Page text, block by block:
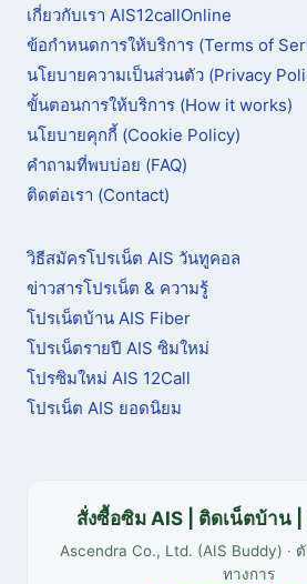
เกี่ยวกับเรา AIS12callOnline
ข้อกำหนดการให้บริการ (Terms of
นโยบายความเป็นส่วนตัว (Privacy
ขั้นตอนการให้บริการ (How it works)
นโยบายคุกกี้ (Cookie Policy)
คำถามที่พบบ่อย (FAQ)
ติดต่อเรา (Contact)
วิธีสมัครโปรเน็ต AIS วันทูคอล
ข่าวสารโปรเน็ต & ความรู้
โปรเน็ตบ้าน AIS Fiber
โปรเน็ตรายปี AIS ซิมใหม่
โปรซิมใหม่ AIS 12Call
โปรเน็ต AIS ยอดนิยม
สั่งซื้อซิม AIS | ติดเน็ตบ้าน |
Ascendra Co., Ltd. (AIS Buddy) ·
ทางการ